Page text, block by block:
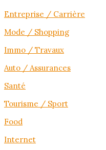
Entreprise / Carrière
Mode / Shopping
Immo / Travaux
Auto / Assurances
Santé
Tourisme / Sport
Food
Internet